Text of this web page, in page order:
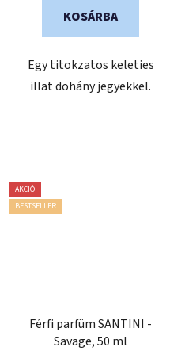
5,0
KOSÁRBA
Egy titokzatos keleties
illat dohány jegyekkel.
AKCIÓ
BESTSELLER
Férfi parfüm SANTINI -
Savage, 50 ml